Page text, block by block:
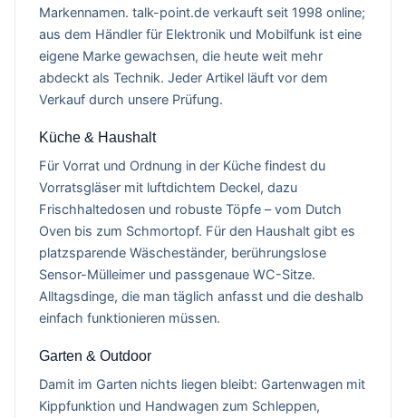
Markennamen. talk-point.de verkauft seit 1998 online;
aus dem Händler für Elektronik und Mobilfunk ist eine
eigene Marke gewachsen, die heute weit mehr
abdeckt als Technik. Jeder Artikel läuft vor dem
Verkauf durch unsere Prüfung.
Küche & Haushalt
Für Vorrat und Ordnung in der Küche findest du
Vorratsgläser mit luftdichtem Deckel, dazu
Frischhaltedosen und robuste Töpfe – vom Dutch
Oven bis zum Schmortopf. Für den Haushalt gibt es
platzsparende Wäscheständer, berührungslose
Sensor-Mülleimer und passgenaue WC-Sitze.
Alltagsdinge, die man täglich anfasst und die deshalb
einfach funktionieren müssen.
Garten & Outdoor
Damit im Garten nichts liegen bleibt: Gartenwagen mit
Kippfunktion und Handwagen zum Schleppen,